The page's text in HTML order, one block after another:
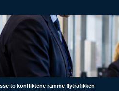
to konfliktene ramme flytrafikken